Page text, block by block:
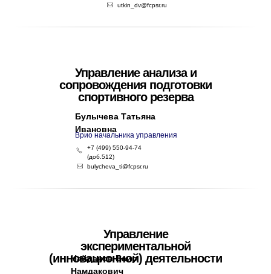
utkin_dv@fcpsr.ru
Управление анализа и
сопровождения подготовки
спортивного резерва
Врио начальника управления
Булычева Татьяна
Ивановна
bulycheva_ti@fcpsr.ru
+7 (499) 550-94-74
(доб.512)
Управление
экспериментальной
(инновационной) деятельности
Найданов Баир
Намдакович